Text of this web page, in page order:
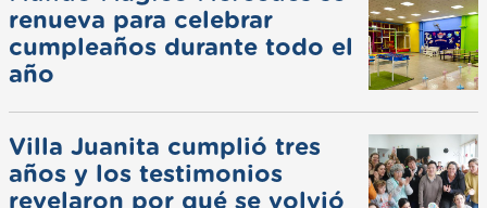
renueva para celebrar
cumpleaños durante todo el
año
Villa Juanita cumplió tres
años y los testimonios
revelaron por qué se volvió